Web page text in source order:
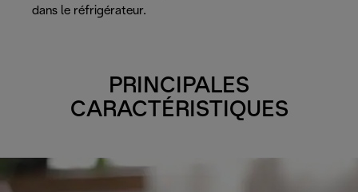
dans le réfrigérateur.
PRINCIPALES
CARACTÉRISTIQUES